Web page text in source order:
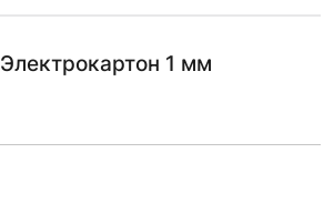
Электрокартон 1 мм